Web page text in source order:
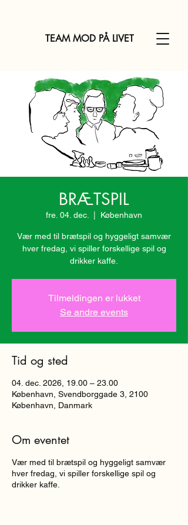
TEAM MOD PÅ LIVET
BRÆTSPIL
fre. 04. dec. København
Vær med til brætspil og hyggeligt samvær
hver fredag, vi spiller forskellige spil og
drikker kaffe.
Tilmeldingen er lukket
Se andre events
Tid og sted
04. dec. 2026, 19.00 – 23.00
København, Svendborggade 3, 2100
København, Danmark
Om eventet
Vær med til brætspil og hyggeligt samvær
hver fredag, vi spiller forskellige spil og
drikker kaffe.